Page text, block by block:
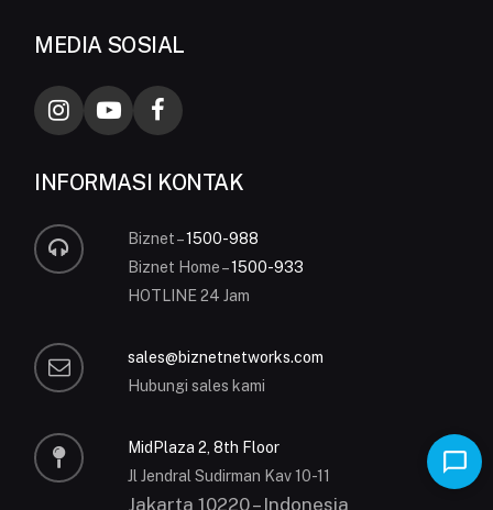
MEDIA SOSIAL
INFORMASI KONTAK
Biznet –1500-988
Biznet Home –1500-933
HOTLINE 24 Jam
sales@biznetnetworks.com
Hubungi sales kami
MidPlaza 2, 8th Floor
Jl Jendral Sudirman Kav 10-11
Jakarta 10220 – Indonesia